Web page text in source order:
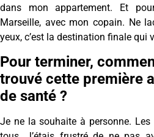
dans mon appartement. Et
Marseille, avec mon copain. Ne
yeux, c’est la destination finale qui
Pour terminer,
trouvé cette première
de santé ?
Je ne la souhaite à personne.